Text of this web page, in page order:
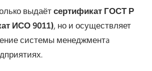
выдаётсертификат ГОСТ Р
ИСО9011), но и осуществляет
системы менеджментa